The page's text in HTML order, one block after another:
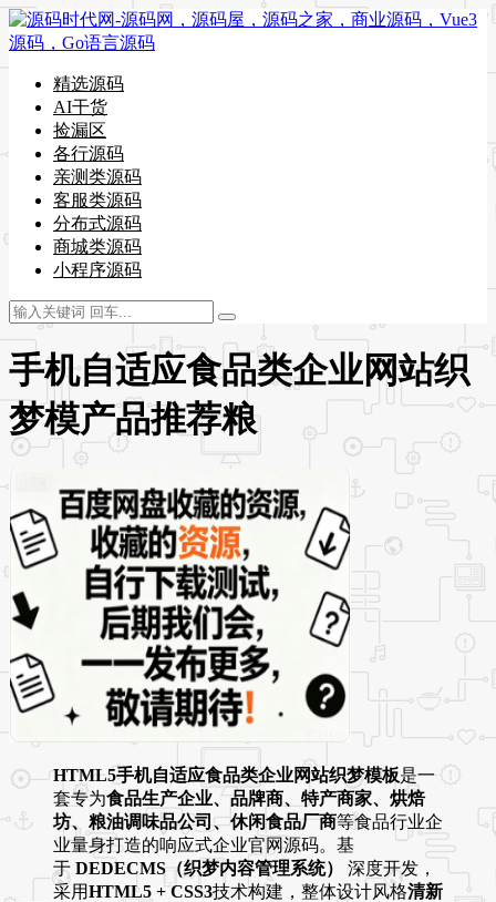
精选源码
AI干货
捡漏区
各行源码
亲测类源码
客服类源码
分布式源码
商城类源码
小程序源码
手机自适应食品类企业网站织
梦模产品推荐粮
HTML5手机自适应食品类企业网站织梦模板是一
套专为食品生产企业、品牌商、特产商家、烘焙
坊、粮油调味品公司、休闲食品厂商等食品行业企
业量身打造的响应式企业官网源码。基
于 DEDECMS（织梦内容管理系统）
深度开发，
采用HTML5 + CSS3技术构建，整体设计风格清新